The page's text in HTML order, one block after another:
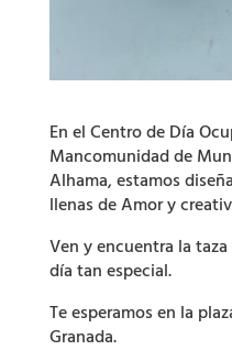
En el Centro de Día
Mancomunidad de
Alhama, estamos
llenas de Amor y
Ven y encuentra la
día tan especial.
Te esperamos en la
Granada.